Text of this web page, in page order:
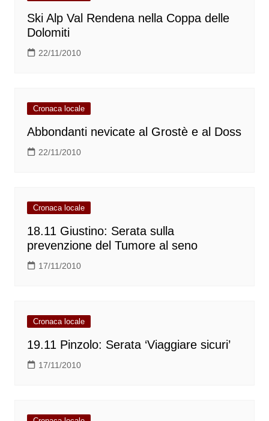
Ski Alp Val Rendena nella Coppa delle
Dolomiti
22/11/2010
Cronaca locale
Abbondanti nevicate al Grostè e al Doss
22/11/2010
Cronaca locale
18.11 Giustino: Serata sulla
prevenzione del Tumore al seno
17/11/2010
Cronaca locale
19.11 Pinzolo: Serata ‘Viaggiare sicuri’
17/11/2010